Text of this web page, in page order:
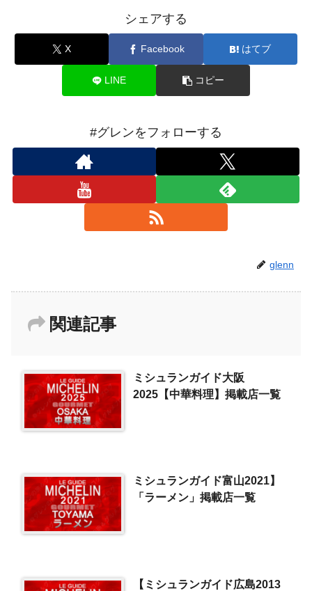
シェアする
X Facebook はてブ
LINE コピー
#グレンをフォローする
glenn
関連記事
ミシュランガイド大阪
2025【中華料理】掲載店一覧
ミシュランガイド富山2021】
「ラーメン」掲載店一覧
【ミシュランガイド広島2013